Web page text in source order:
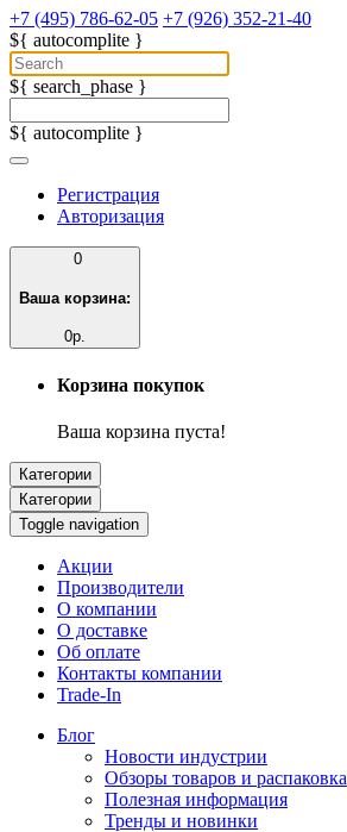
+7 (495) 786-62-05 +7 (926) 352-21-40
${ autocomplite }
${ search_phase }
${ autocomplite }
Регистрация
Авторизация
0
Ваша корзина:
0р.
Корзина покупок
Ваша корзина пуста!
Категории
Категории
Toggle navigation
Акции
Производители
О компании
О доставке
Об оплате
Контакты компании
Trade-In
Блог
Новости индустрии
Обзоры товаров и распаковка
Полезная информация
Тренды и новинки